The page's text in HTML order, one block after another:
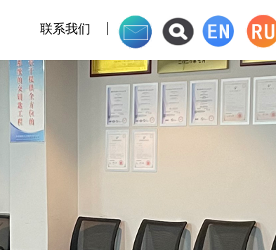
联系我们